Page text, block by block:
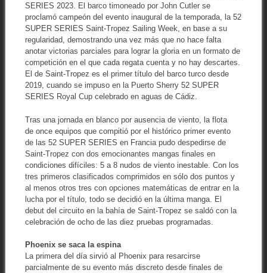
SERIES 2023. El barco timoneado por John Cutler se
proclamó campeón del evento inaugural de la temporada, la 52
SUPER SERIES Saint-Tropez Sailing Week, en base a su
regularidad, demostrando una vez más que no hace falta
anotar victorias parciales para lograr la gloria en un formato de
competición en el que cada regata cuenta y no hay descartes.
El de Saint-Tropez es el primer título del barco turco desde
2019, cuando se impuso en la Puerto Sherry 52 SUPER
SERIES Royal Cup celebrado en aguas de Cádiz.
Tras una jornada en blanco por ausencia de viento, la flota
de once equipos que compitió por el histórico primer evento
de las 52 SUPER SERIES en Francia pudo despedirse de
Saint-Tropez con dos emocionantes mangas finales en
condiciones difíciles: 5 a 8 nudos de viento inestable. Con los
tres primeros clasificados comprimidos en sólo dos puntos y
al menos otros tres con opciones matemáticas de entrar en la
lucha por el título, todo se decidió en la última manga. El
debut del circuito en la bahía de Saint-Tropez se saldó con la
celebración de ocho de las diez pruebas programadas.
Phoenix se saca la espina
La primera del día sirvió al Phoenix para resarcirse
parcialmente de su evento más discreto desde finales de